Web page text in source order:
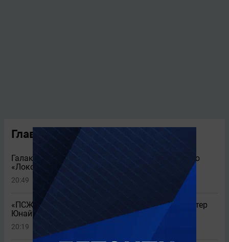
Главные новости
Галактионов прокомментировал нулевую ничью
«Локо» с «Акроном»
20:49
«ПСЖ» с Сафоновым сыграл вничью с «Манчестер
Юнайтед» (1:1)
20:19